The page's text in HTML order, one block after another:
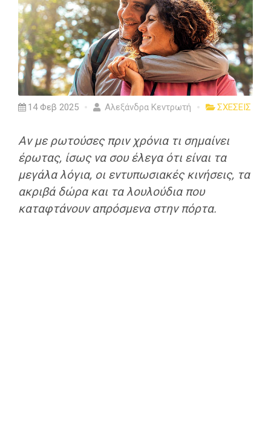
14 Φεβ 2025 Αλεξάνδρα Κεντρωτή ΣΧΕΣΕΙΣ
Αν με ρωτούσες πριν χρόνια τι σημαίνει
έρωτας, ίσως να σου έλεγα ότι είναι τα
μεγάλα λόγια, οι εντυπωσιακές κινήσεις, τα
ακριβά δώρα και τα λουλούδια που
καταφτάνουν απρόσμενα στην πόρτα.